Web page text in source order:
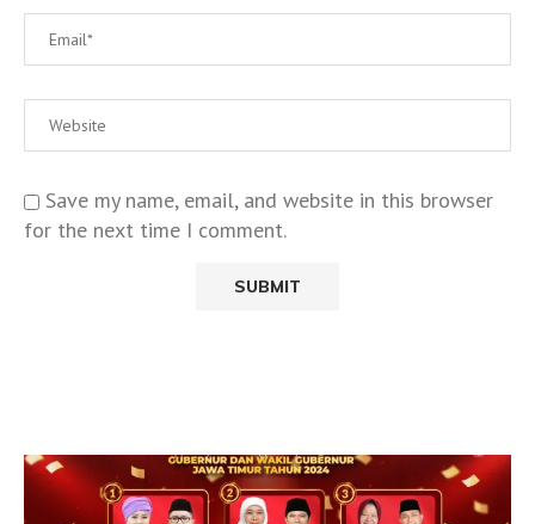
Save my name, email, and website in this browser
for the next time I comment.